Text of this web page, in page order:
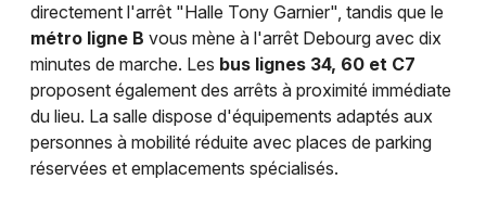
directement l'arrêt "Halle Tony Garnier", tandis que le
métro ligne B vous mène à l'arrêt Debourg avec dix
minutes de marche. Les bus lignes 34, 60 et C7
proposent également des arrêts à proximité immédiate
du lieu. La salle dispose d'équipements adaptés aux
personnes à mobilité réduite avec places de parking
réservées et emplacements spécialisés.